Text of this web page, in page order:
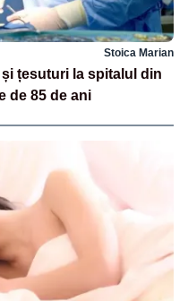
Stoica Marian
țesuturi la spitalul din
de 85 de ani